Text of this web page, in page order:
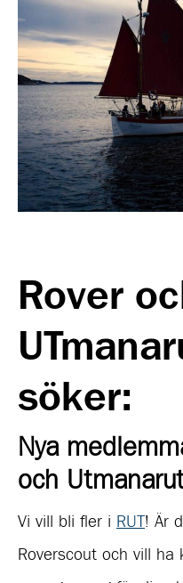
Rover
söker:
Nya
och
Vi vill bli fler i RUT ! Är
Roverscout och vill ha